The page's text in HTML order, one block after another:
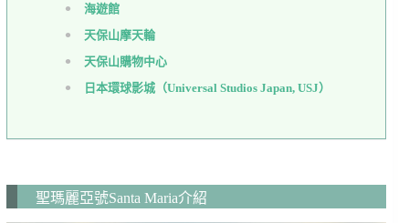
海遊館
天保山摩天輪
天保山購物中心
日本環球影城（Universal Studios Japan, USJ）
聖瑪麗亞號Santa Maria介紹